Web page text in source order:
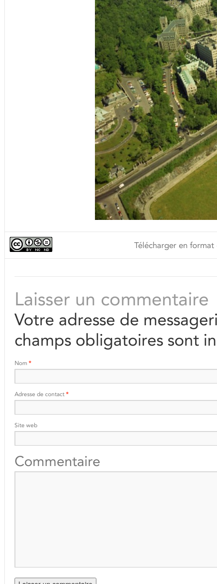
Télécharger en
Laisser un commentaire
Votre adresse de
champs obligatoires sont
Nom *
Adresse de contact *
Site web
Commentaire